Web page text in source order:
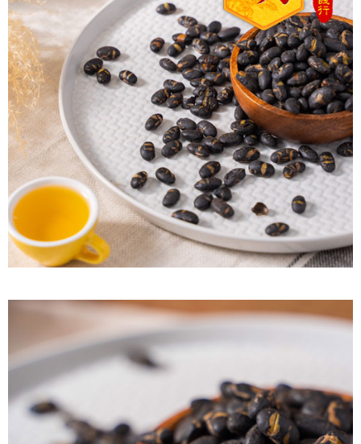
7-11取貨付款
每筆NT$60，滿NT$799(含以上)免運費
付款後7-11取貨
每筆NT$60，滿NT$799(含以上)免運費
宅配到家
每筆NT$150，滿NT$1,399(含以上)免運費
澎湖金門馬祖宅配到家
每筆NT$250
付款後門市自取
免運費